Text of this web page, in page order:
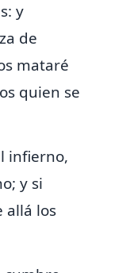
y
de
mataré
quien se
infierno,
y si
allá los